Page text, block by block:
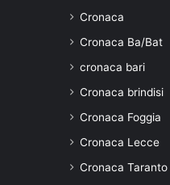
Cronaca
Cronaca Ba/Bat
cronaca bari
Cronaca brindisi
Cronaca Foggia
Cronaca Lecce
Cronaca Taranto